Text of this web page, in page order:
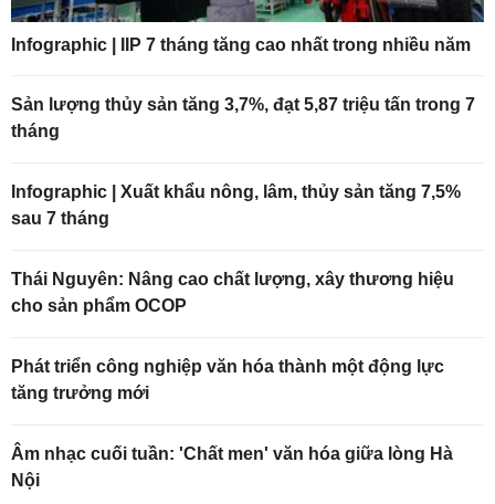
Infographic | IIP 7 tháng tăng cao nhất trong nhiều năm
Sản lượng thủy sản tăng 3,7%, đạt 5,87 triệu tấn trong 7
tháng
Infographic | Xuất khẩu nông, lâm, thủy sản tăng 7,5%
sau 7 tháng
Thái Nguyên: Nâng cao chất lượng, xây thương hiệu
cho sản phẩm OCOP
Phát triển công nghiệp văn hóa thành một động lực
tăng trưởng mới
Âm nhạc cuối tuần: 'Chất men' văn hóa giữa lòng Hà
Nội